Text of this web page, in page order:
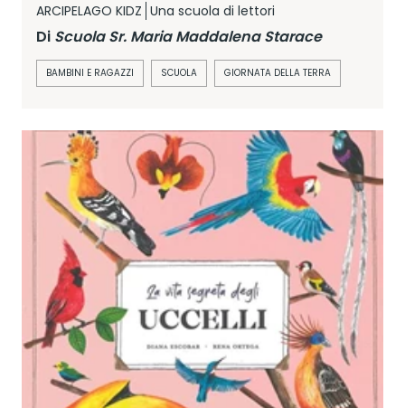
ARCIPELAGO KIDZ Una scuola di lettori
Di Scuola Sr. Maria Maddalena Starace
BAMBINI E RAGAZZI SCUOLA GIORNATA DELLA TERRA